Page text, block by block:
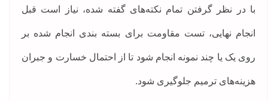
با در نظر گرفتن تمام نکته‌های گفته شده، نیاز است قبل
انجام نهایی، تست مقاومت برای بسته بندی انجام شده بر
روی یک یا چند نمونه انجام شود تا از احتمال خسارت و جبران
هزینه‌های ترمیم جلوگیری شود.